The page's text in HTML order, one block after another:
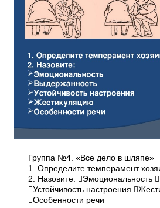
Группа №4. «Все дело в шляпе»
1. Определите темперамент
2. Назовите: Эмоциональность
Устойчивость настроения
Особенности речи